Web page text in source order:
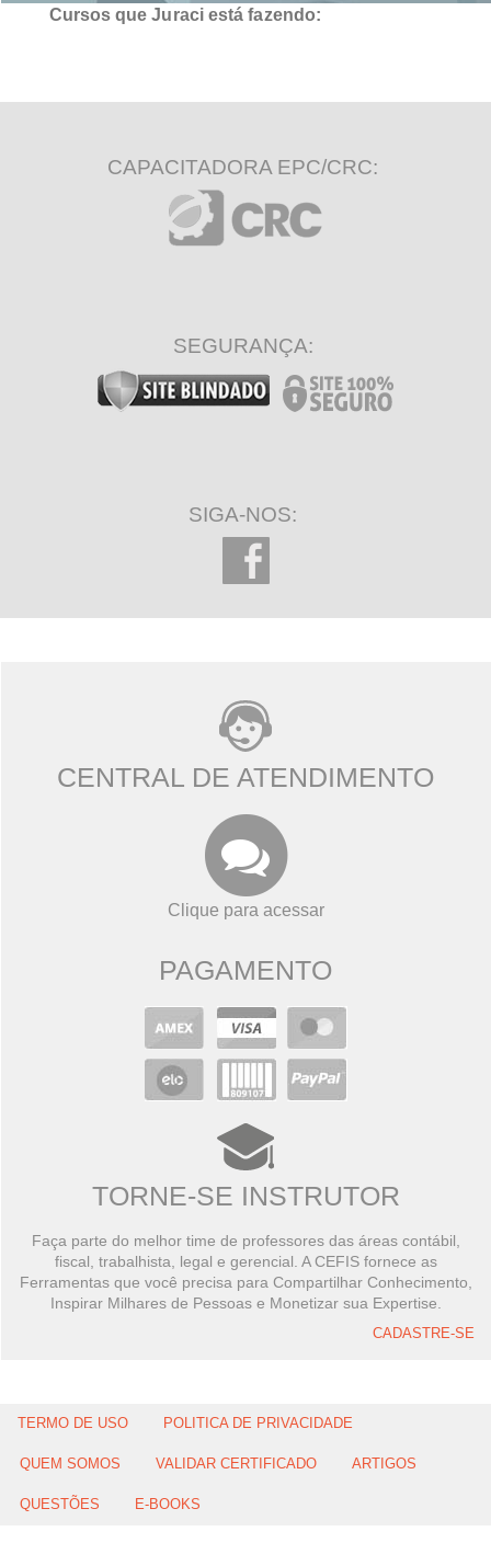
Cursos que Juraci está fazendo:
CAPACITADORA EPC/CRC:
SEGURANÇA:
SIGA-NOS:
CENTRAL DE ATENDIMENTO
Clique para acessar
PAGAMENTO
TORNE-SE INSTRUTOR
Faça parte do melhor time de professores das áreas contábil,
fiscal, trabalhista, legal e gerencial. A CEFIS fornece as
Ferramentas que você precisa para Compartilhar Conhecimento,
Inspirar Milhares de Pessoas e Monetizar sua Expertise.
CADASTRE-SE
TERMO DE USO POLITICA DE PRIVACIDADE
QUEM SOMOS VALIDAR CERTIFICADO ARTIGOS
QUESTÕES E-BOOKS